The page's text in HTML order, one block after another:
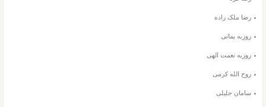
رضا ملک زاده
روزبه بمانی
روزبه نعمت الهی
روح الله کرمی
سامان جلیلی